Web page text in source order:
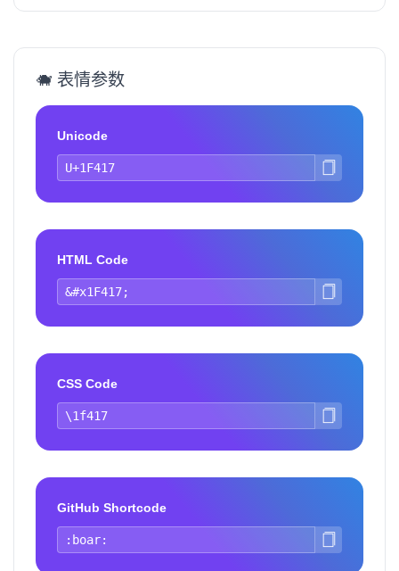
🐗 表情参数
Unicode
HTML Code
CSS Code
GitHub Shortcode